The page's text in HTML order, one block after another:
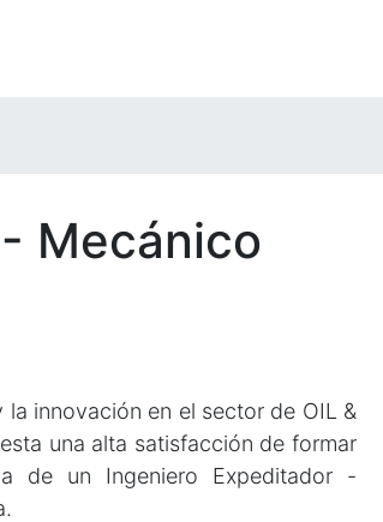
Mecánico
innovación en el sector de OIL &
una alta satisfacción de formar
de un Ingeniero Expeditador -